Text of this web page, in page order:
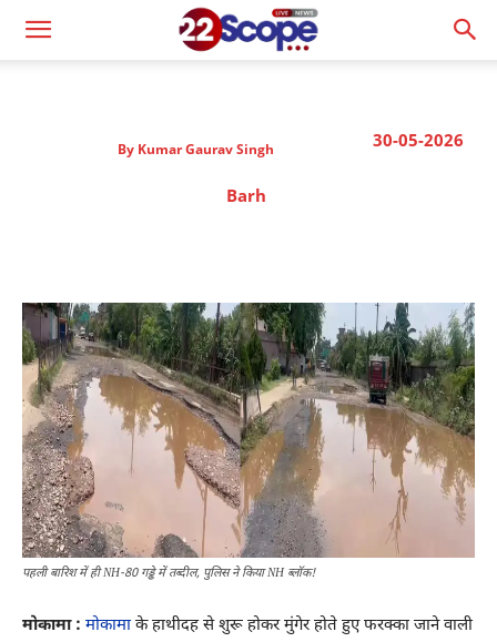
30-05-2026
By Kumar Gaurav Singh
Barh
पहली बारिश में ही NH-80 गड्ढे में तब्दील, पुलिस ने किया NH ब्लॉक!
मोकामा : मोकामाके हाथीदह से शुरू होकर मुंगेर होते हुए फरक्का जाने वाली